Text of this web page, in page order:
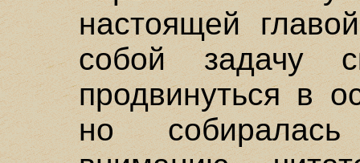
настоящей
собой задачу
продвинуться в
но